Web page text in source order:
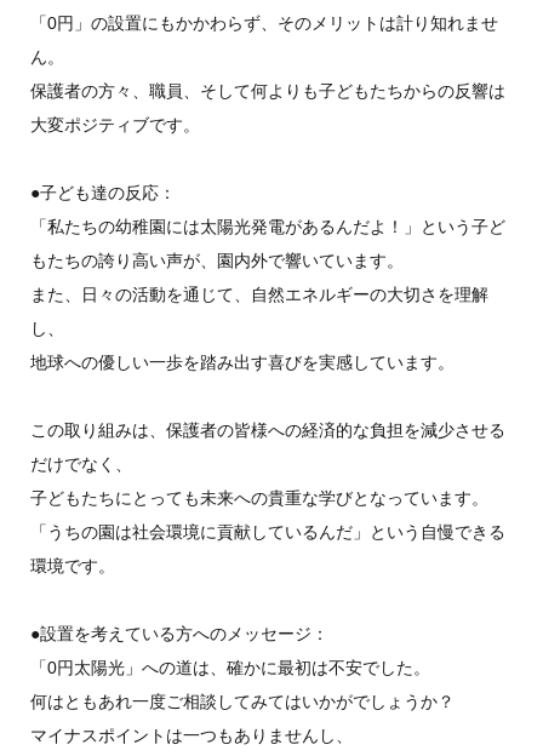
「0円」の設置にもかかわらず、そのメリットは計り知れませ
ん。
保護者の方々、職員、そして何よりも子どもたちからの反響は
大変ポジティブです。
●子ども達の反応：
「私たちの幼稚園には太陽光発電があるんだよ！」という子ど
もたちの誇り高い声が、園内外で響いています。
また、日々の活動を通じて、自然エネルギーの大切さを理解
し、
地球への優しい一歩を踏み出す喜びを実感しています。
この取り組みは、保護者の皆様への経済的な負担を減少させる
だけでなく、
子どもたちにとっても未来への貴重な学びとなっています。
「うちの園は社会環境に貢献しているんだ」という自慢できる
環境です。
●設置を考えている方へのメッセージ：
「0円太陽光」への道は、確かに最初は不安でした。
何はともあれ一度ご相談してみてはいかがでしょうか？
マイナスポイントは一つもありませんし、